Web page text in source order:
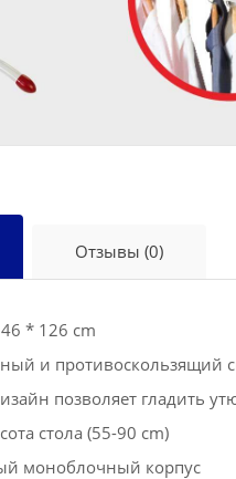
Отзывы (0)
* 126 cm
и противоскользящий
позволяет гладить
стола (55-90 cm)
моноблочный корпус